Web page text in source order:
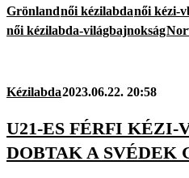
Grönlandnői kézilabdanői kézi-
női kézilabda-világbajnokság
Kézilabda2023.06.22. 20:58
U21-ES FÉRFI KÉZI-
DOBTAK A SVÉDEK